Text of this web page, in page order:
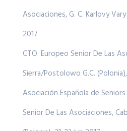
Asociaciones, G. C. Karlovy
2017
CTO. Europeo Senior De Las
Sierra/Postolowo G.C.
Asociación Española de
Senior De Las Asociaciones,